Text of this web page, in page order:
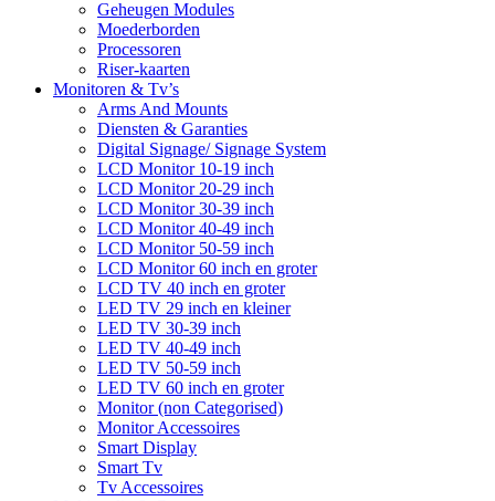
Geheugen Modules
Moederborden
Processoren
Riser-kaarten
Monitoren & Tv’s
Arms And Mounts
Diensten & Garanties
Digital Signage/ Signage System
LCD Monitor 10-19 inch
LCD Monitor 20-29 inch
LCD Monitor 30-39 inch
LCD Monitor 40-49 inch
LCD Monitor 50-59 inch
LCD Monitor 60 inch en groter
LCD TV 40 inch en groter
LED TV 29 inch en kleiner
LED TV 30-39 inch
LED TV 40-49 inch
LED TV 50-59 inch
LED TV 60 inch en groter
Monitor (non Categorised)
Monitor Accessoires
Smart Display
Smart Tv
Tv Accessoires